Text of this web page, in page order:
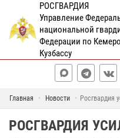
РОСГВАРДИЯ
Управление
национальной
Федерации по
Кузбассу
Главная Новости Росгвардия
РОСГВАРДИЯ